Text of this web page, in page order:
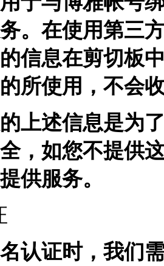
。在使用第三
信息在剪切板
所使用，不会
上述信息是为
，如您不提供
供服务。
认证时，我们